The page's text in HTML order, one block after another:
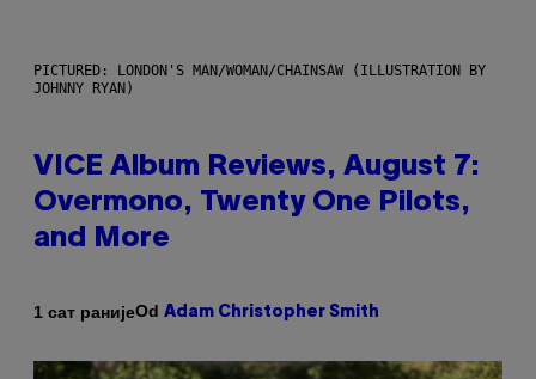
PICTURED: LONDON'S MAN/WOMAN/CHAINSAW (ILLUSTRATION BY
JOHNNY RYAN)
VICE Album Reviews, August 7:
Overmono, Twenty One Pilots,
and More
1 сат ранијеOd Adam Christopher Smith